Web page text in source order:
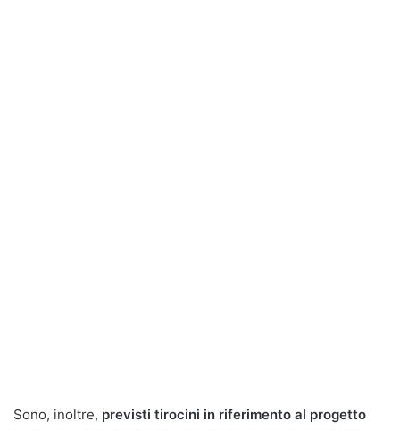
Sono, inoltre, previsti tirocini in riferimento al progetto